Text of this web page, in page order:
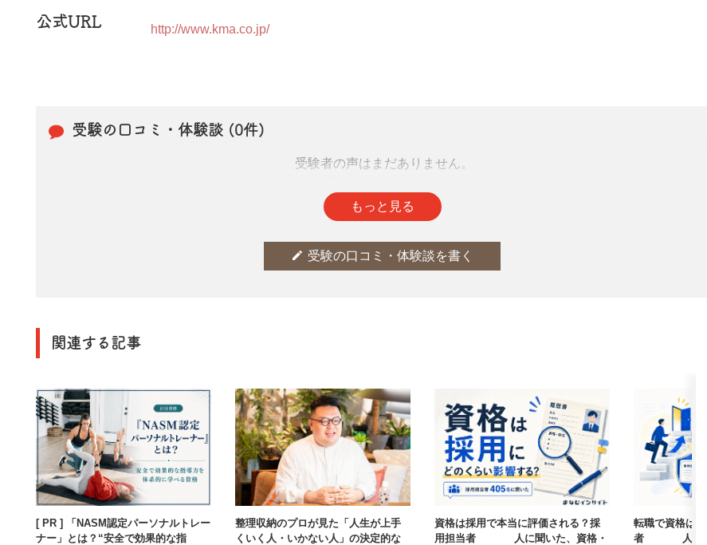
公式URL http://www.kma.co.jp/
受験の口コミ・体験談 (0件)
受験者の声はまだありません。
もっと見る
edit 受験の口コミ・体験談を書く
関連する記事
[ PR ] 「NASM認定パーソナルトレー
ナー」とは？“安全で効果的な指
整理収納のプロが見た「人生が上手
くいく人・いかない人」の決定的な
資格は採用で本当に評価される？採
用担当者405人に聞いた、資格・
転職で資格は武
者405人に聞